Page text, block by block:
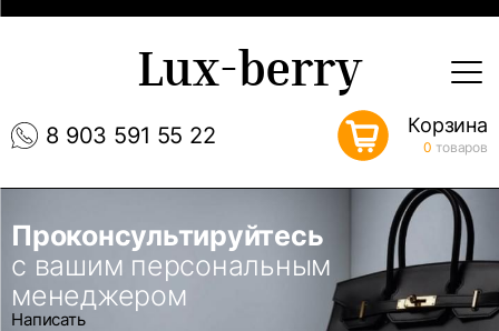
8 903 591 55 22
Lux-berry
Корзина
0 товаров
Проконсультируйтесь
с вашим персональным
менеджером
Написать